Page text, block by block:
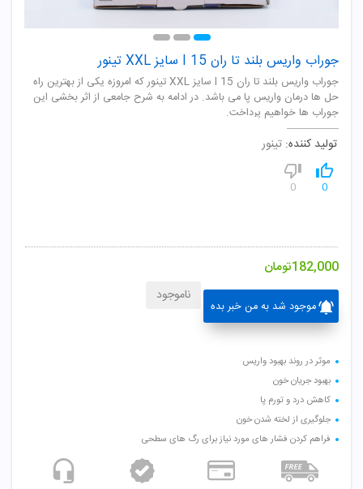
جوراب واریس بلند تا ران I 15 سایز XXL تینور
جوراب واریس بلند تا ران I 15 سایز XXL تینور که امروزه یکی از بهترین راه
حل ها درمان واریس پا می باشد. در ادامه به شرح جامعی از اثر بخشی این
جوراب ها خواهیم پرداخت.
تولید کننده: تینور
0
0
182,000تومان
موجود شد به من خبر بده
ناموجود
موثر در روند بهبود واریس
بهبود جریان خون
کاهش درد و تورم پا
جلوگیری از لخته شدن خون
فراهم کردن فشار های مورد نیاز برای رگ های سطحی